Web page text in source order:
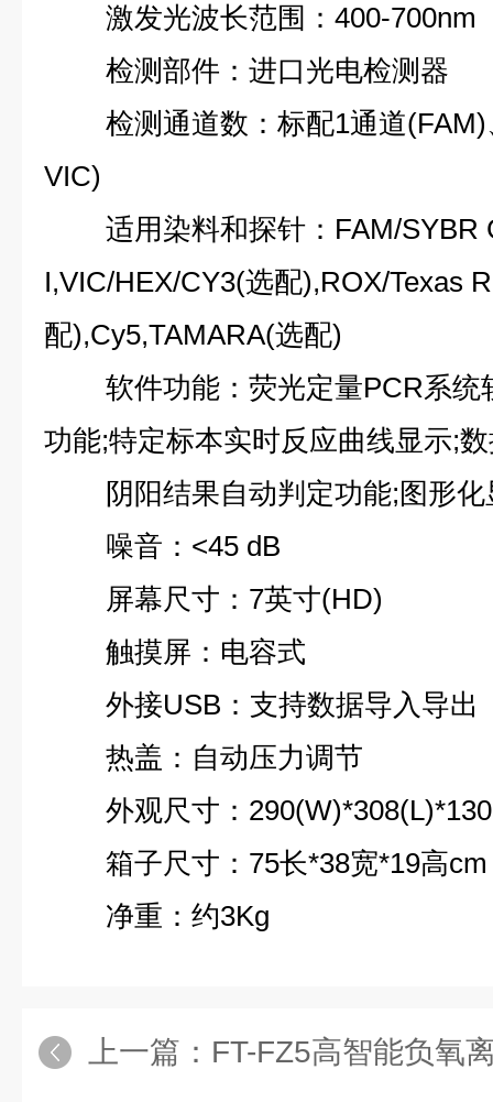
激发光波长范围：400-700nm
检测部件：进口光电检测器
检测通道数：标配1通道
VIC)
适用染料和探针：FAM/SYBR
I,VIC/HEX/CY3(选配),ROX/Texas
配),Cy5,TAMARA(选配)
软件功能：荧光定量PCR系
功能;特定标本实时反应曲线显示;
阴阳结果自动判定功能;图形
噪音：<45 dB
屏幕尺寸：7英寸(HD)
触摸屏：电容式
外接USB：支持数据导入导出
热盖：自动压力调节
外观尺寸：
箱子尺寸：75长*38宽*19高cm
净重：约3Kg
上一篇： FT-FZ5高智能负氧